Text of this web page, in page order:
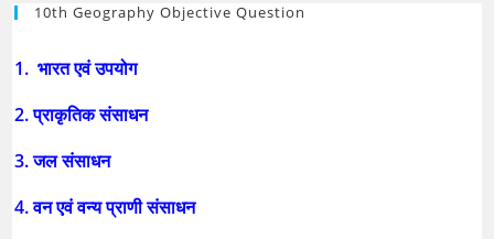
10th Geography Objective Question
1. भारत एवं उपयोग
2. प्राकृतिक संसाधन
3. जल संसाधन
4. वन एवं वन्य प्राणी संसाधन